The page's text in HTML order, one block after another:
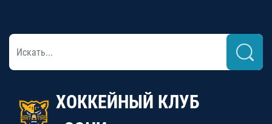
ХОККЕЙНЫЙ КЛУБ